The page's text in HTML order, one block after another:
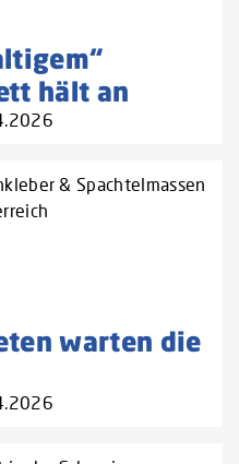
hält an
& Spachtelmassen
warten die